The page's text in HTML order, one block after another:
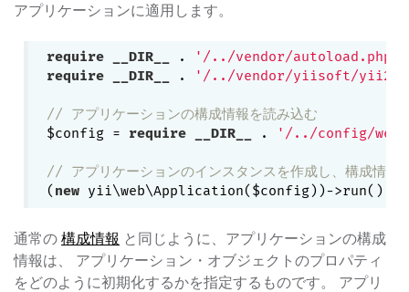
アプリケーションに適用します。
require __DIR__ . '/../vendor/autoload.php'
require
__DIR__ . '/../vendor/yiisoft/yii2/
// アプリケーションの構成情報を読み込む
$config = require __DIR__ . '/../config/
// アプリケーションのインスタンスを作成し、構成情報
(new
通常の 構成情報 と同じように、アプリケーションの構成
情報は、 アプリケーション・オブジェクトのプロパティ
をどのように初期化するかを指定するものです。 アプリ